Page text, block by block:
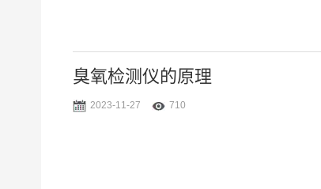
臭氧检测仪的原理
2023-11-27 710